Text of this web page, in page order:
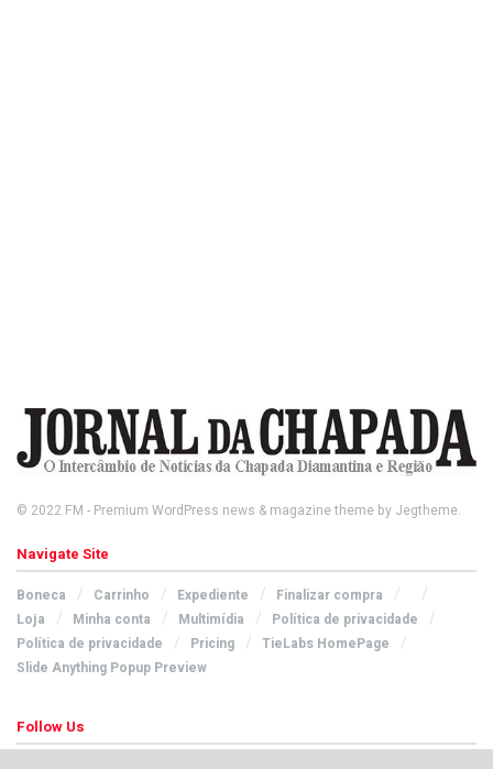
© 2022 FM - Premium WordPress news & magazine theme by Jegtheme.
Navigate Site
Boneca Carrinho Expediente
Finalizar compra
Loja
Minha conta Multimídia
Política de privacidade
Política de privacidade
Pricing
TieLabs HomePage
Slide Anything Popup Preview
Follow Us